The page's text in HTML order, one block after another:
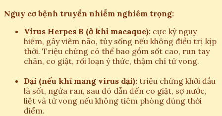
Nguy cơ bệnh truyền nhiễm nghiêm trọng:
Virus Herpes B (ở khỉ macaque): cực kỳ nguy
hiểm, gây viêm não, tủy sống nếu không điều trị kịp
thời. Triệu chứng có thể bao gồm sốt cao, run tay
chân, co giật, rối loạn ý thức, thậm chí tử vong.
Dại (nếu khỉ mang virus dại): triệu chứng khởi đầu
là sốt, ngứa ran, sau đó dẫn đến co giật, sợ nước,
liệt và tử vong nếu không tiêm phòng đúng thời
điểm.